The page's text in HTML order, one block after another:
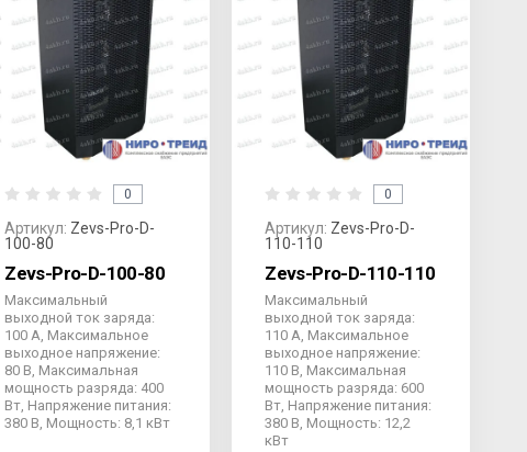
0
Артикул: Zevs-Pro-D-
100-80
Zevs-Pro-D-100-80
Максимальный
выходной ток заряда:
100 А, Максимальное
выходное напряжение:
80 В, Максимальная
мощность разряда: 400
Вт, Напряжение питания:
380 В, Мощность: 8,1 кВт
0
Артикул: Zevs-Pro-D-
110-110
Zevs-Pro-D-110-110
Максимальный
выходной ток заряда:
110 А, Максимальное
выходное напряжение:
110 В, Максимальная
мощность разряда: 600
Вт, Напряжение питания:
380 В, Мощность: 12,2
кВт